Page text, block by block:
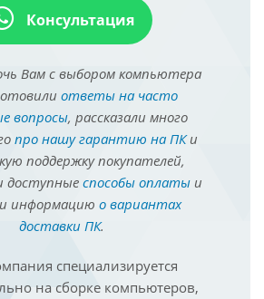
Консультация
Вам с выбором компьютера
ответы на часто
вопросы, рассказали много
про нашу гарантию на ПКи
поддержку покупателей,
доступныеспособы оплатыи
информацию о вариантах
доставки ПК.
специализируется
на сборке компьютеров,